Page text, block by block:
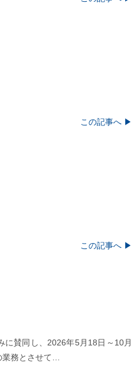
この記事へ ▶
この記事へ ▶
に賛同し、2026年5月18日～10月
務とさせて…